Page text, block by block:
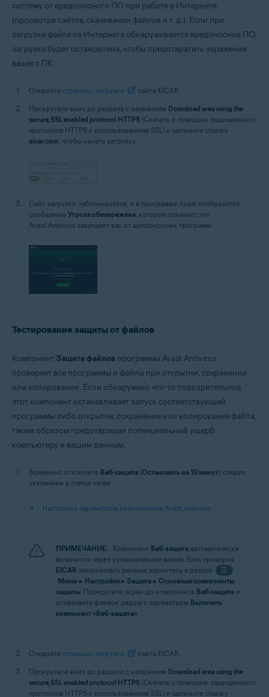
систему от вредоносного ПО при работе в Интернете
(просмотре сайтов, скачивании файлов и т. д.). Если при
загрузке файла из Интернета обнаруживается вредоносное ПО,
загрузка будет остановлена, чтобы предотвратить заражение
вашего ПК.
Откройте страницу загрузки
сайта EICAR.
Прокрутите вниз до раздела с названием Download area using the
secure, SSL enabled protocol HTTPS (Скачать с помощью защищенного
протокола HTTPS с использованием SSL) и щелкните ссылку
eicar.com, чтобы начать загрузку.
Сайт загрузки заблокируется, и в программе Avast отобразится
сообщение Угроза обезврежена , которое означает, что
Avast Antivirus защищает вас от вредоносных программ.
Тестирование защиты от файлов
Компонент Защита файлов программы Avast Antivirus
проверяет все программы и файлы при открытии, сохранении
или копировании. Если обнаружено что-то подозрительное,
этот компонент останавливает запуск соответствующей
программы либо открытие, сохранение или копирование файла,
таким образом предотвращая потенциальный ущерб
компьютеру и вашим данным.
Временно отключите Веб-защита (Остановить на 10 минут), следуя
указаниям в статье ниже.
Настройка параметров компонентов Avast Antivirus
ПРИМЕЧАНИЕ: Компонент Веб-защита автоматически
включится через установленное время. Если проверка
EICAR закончилась раньше, вернитесь в раздел
☰
Меню ▸ Настройки ▸ Защита ▸ Основные компоненты
защиты . Прокрутите экран до компонента Веб-защита и
установите флажок рядом с параметром Включить
компонент «Веб-защита»
Откройте страницу загрузки
сайта EICAR.
Прокрутите вниз до раздела с названием Download area using the
secure, SSL enabled protocol HTTPS (Скачать с помощью защищенного
протокола HTTPS с использованием SSL) и щелкните ссылку